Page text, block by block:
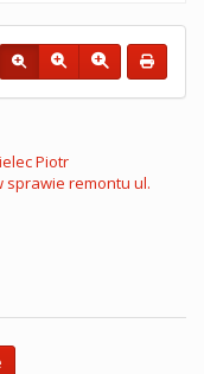
Piotr
sprawie remontu ul.